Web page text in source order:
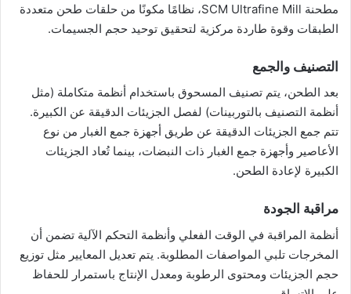
مطحنة SCM Ultrafine Mill، نظامًا مكونًا من حلقات طحن متعددة
الطبقات وقوة طاردة مركزية لتحقيق توحيد حجم الجسيمات.
التصنيف والجمع
بعد الطحن، يتم تصنيف المسحوق باستخدام أنظمة متكاملة (مثل
أنظمة التصنيف بالتوربينات) لفصل الجزيئات الدقيقة عن الكبيرة.
تتم جمع الجزيئات الدقيقة عن طريق أجهزة جمع الغبار من نوع
الأعاصير وأجهزة جمع الغبار ذات النبضات، بينما تُعاد الجزيئات
الكبيرة لإعادة الطحن.
مراقبة الجودة
أنظمة المراقبة في الوقت الفعلي وأنظمة التحكم الآلية تضمن أن
المخرجات تلبي المواصفات المطلوبة. يتم تعديل المعايير مثل توزيع
حجم الجزيئات ومحتوى الرطوبة ومعدل الإنتاج باستمرار للحفاظ